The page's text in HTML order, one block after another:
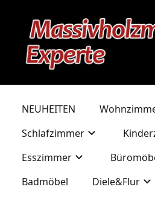
NEUHEITEN
Schlafzimmer
Esszimmer
Badmöbel
Diele&Flur